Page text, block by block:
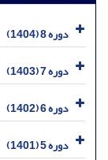
دوره 8 (1404)
دوره 7 (1403)
دوره 6 (1402)
دوره 5 (1401)